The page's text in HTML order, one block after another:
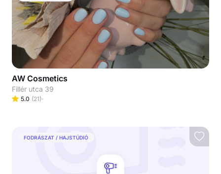
AW Cosmetics
Fillér utca 39
5.0 (21)
FODRÁSZAT / HAJSTÚDIÓ